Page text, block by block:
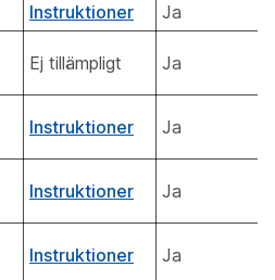
Instruktioner
Ja
Ej tillämpligt Ja
Instruktioner Ja
Instruktioner Ja
Instruktioner Ja